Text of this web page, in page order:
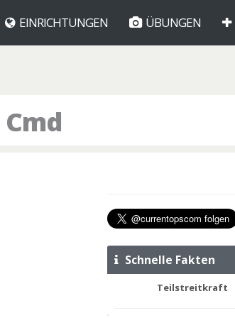
EINRICHTUNGEN ÜBUNGEN
Schnelle Fakten
Teilstreitkraft